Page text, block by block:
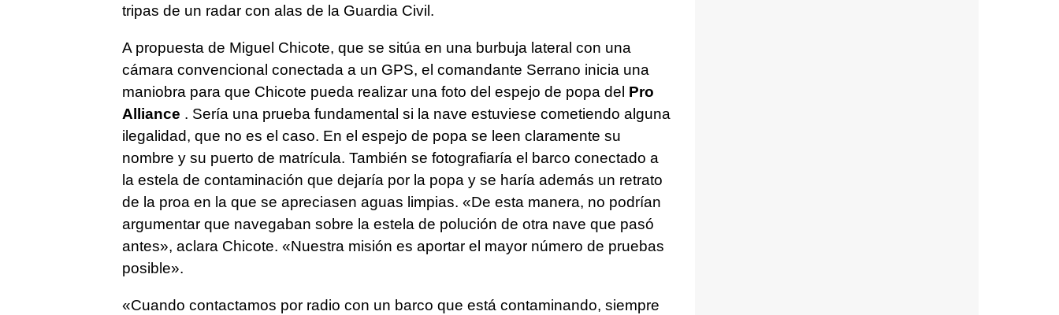
tripas de un radar con alas de la Guardia Civil.
A propuesta de Miguel Chicote, que se sitúa en una burbuja lateral con una
cámara convencional conectada a un GPS, el comandante Serrano inicia una
maniobra para que Chicote pueda realizar una foto del espejo de popa del Pro
Alliance . Sería una prueba fundamental si la nave estuviese cometiendo alguna
ilegalidad, que no es el caso. En el espejo de popa se leen claramente su
nombre y su puerto de matrícula. También se fotografiaría el barco conectado a
la estela de contaminación que dejaría por la popa y se haría además un retrato
de la proa en la que se apreciasen aguas limpias. «De esta manera, no podrían
argumentar que navegaban sobre la estela de polución de otra nave que pasó
antes», aclara Chicote. «Nuestra misión es aportar el mayor número de pruebas
posible».
«Cuando contactamos por radio con un barco que está contaminando, siempre